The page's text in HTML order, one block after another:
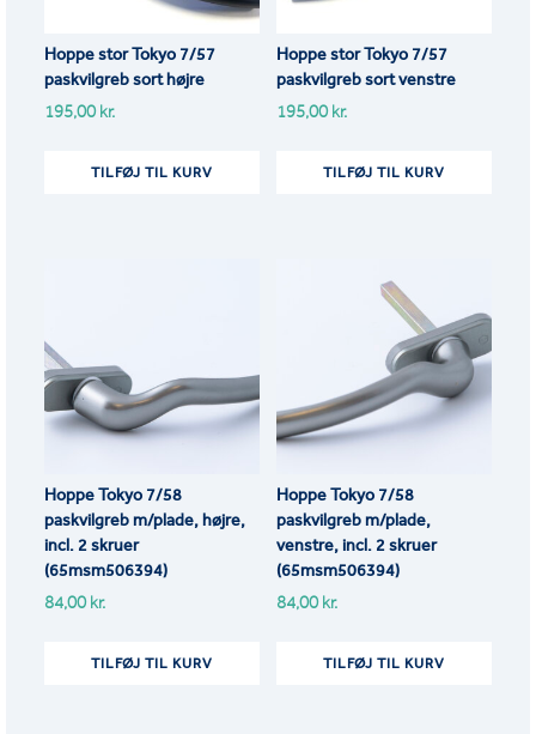
Hoppe stor Tokyo 7/57
paskvilgreb sort højre
195,00kr.
TILFØJ TIL KURV
Hoppe stor Tokyo 7/57
paskvilgreb sort venstre
195,00kr.
TILFØJ TIL KURV
Hoppe Tokyo 7/58
paskvilgreb m/plade, højre,
incl. 2 skruer
(65msm506394)
84,00kr.
TILFØJ TIL KURV
Hoppe Tokyo 7/58
paskvilgreb m/plade,
venstre, incl. 2 skruer
(65msm506394)
84,00kr.
TILFØJ TIL KURV